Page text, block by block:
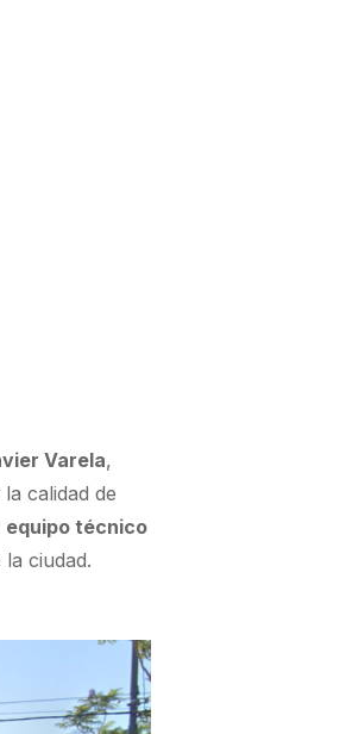
Varela,
calidad de
equipo técnico
ciudad.